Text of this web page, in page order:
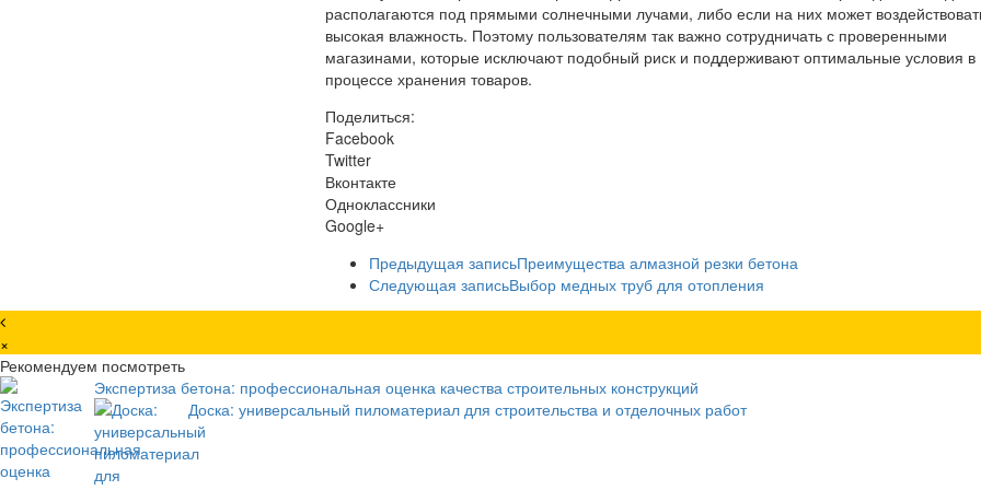
располагаются под прямыми солнечными лучами, либо если на них может
высокая влажность. Поэтому пользователям так важно сотрудничать с проверенными
магазинами, которые исключают подобный риск и поддерживают оптимальные условия в
процессе хранения товаров.
Поделиться:
Facebook
Twitter
Вконтакте
Одноклассники
Google+
Предыдущая записьПреимущества алмазной резки бетона
Следующая записьВыбор медных труб для отопления
×
Рекомендуем посмотреть
Экспертиза бетона: профессиональная оценка качества строительных конструкций
Доска: универсальный пиломатериал для строительства и отделочных работ